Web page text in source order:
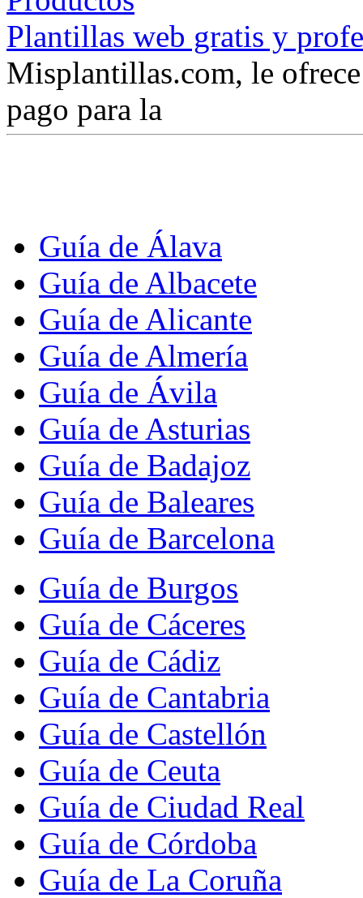
Plantillas web gratis y
Misplantillas.com, le
pago para la
Guía de Álava
Guía de Albacete
Guía de Alicante
Guía de Almería
Guía de Ávila
Guía de Asturias
Guía de Badajoz
Guía de Baleares
Guía de Barcelona
Guía de Burgos
Guía de Cáceres
Guía de Cádiz
Guía de Cantabria
Guía de Castellón
Guía de Ceuta
Guía de Ciudad Real
Guía de Córdoba
Guía de La Coruña